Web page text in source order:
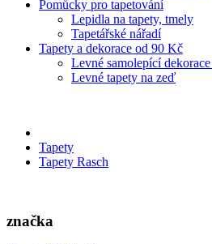
Pomůcky pro tapetování
Lepidla na tapety, tmely
Tapetářské nářadí
Tapety a dekorace od 90 Kč
Levné samolepící
Levné tapety na zeď
Tapety
Tapety Rasch
značka